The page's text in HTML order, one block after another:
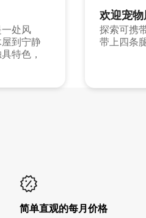
处风
到宁静
特色，
欢迎宠
探索可携
带上四条
简单直观的每月价格